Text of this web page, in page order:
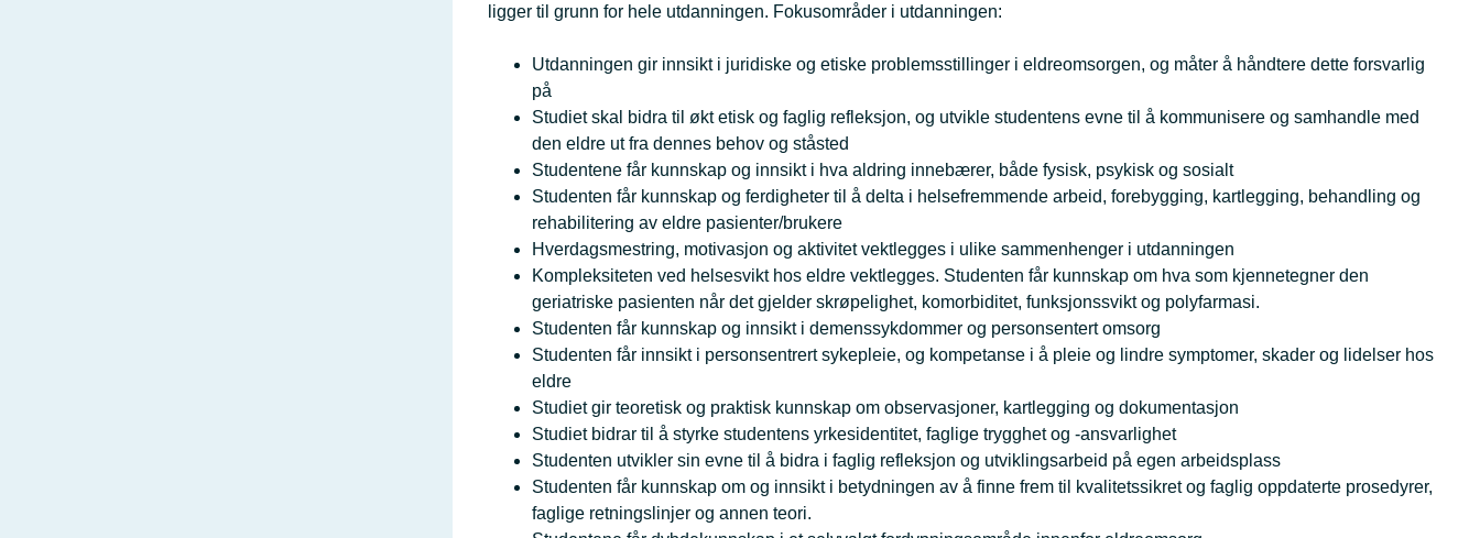
ligger til grunn for hele utdanningen. Fokusområder i utdanningen:
Utdanningen gir innsikt i juridiske og etiske problemsstillinger i eldreomsorgen, og måter å håndtere dette forsvarlig
på
Studiet skal bidra til økt etisk og faglig refleksjon, og utvikle studentens evne til å kommunisere og samhandle med
den eldre ut fra dennes behov og ståsted
Studentene får kunnskap og innsikt i hva aldring innebærer, både fysisk, psykisk og sosialt
Studenten får kunnskap og ferdigheter til å delta i helsefremmende arbeid, forebygging, kartlegging, behandling og
rehabilitering av eldre pasienter/brukere
Hverdagsmestring, motivasjon og aktivitet vektlegges i ulike sammenhenger i utdanningen
Kompleksiteten ved helsesvikt hos eldre vektlegges. Studenten får kunnskap om hva som kjennetegner den
geriatriske pasienten når det gjelder skrøpelighet, komorbiditet, funksjonssvikt og polyfarmasi.
Studenten får kunnskap og innsikt i demenssykdommer og personsentert omsorg
Studenten får innsikt i personsentrert sykepleie, og kompetanse i å pleie og lindre symptomer, skader og lidelser hos
eldre
Studiet gir teoretisk og praktisk kunnskap om observasjoner, kartlegging og dokumentasjon
Studiet bidrar til å styrke studentens yrkesidentitet, faglige trygghet og -ansvarlighet
Studenten utvikler sin evne til å bidra i faglig refleksjon og utviklingsarbeid på egen arbeidsplass
Studenten får kunnskap om og innsikt i betydningen av å finne frem til kvalitetssikret og faglig oppdaterte prosedyrer,
faglige retningslinjer og annen teori.